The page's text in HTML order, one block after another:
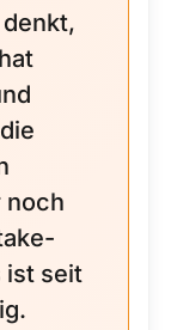
noch
ist seit